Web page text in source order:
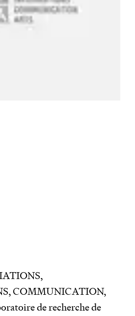
COMMUNICATION,
de recherche de